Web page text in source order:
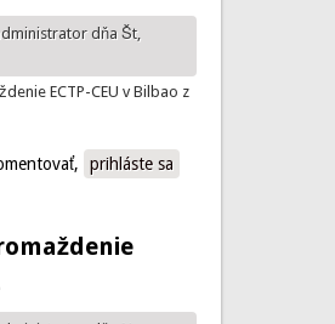
dňa Št,
ECTP-CEU v Bilbao z
zhromaždenie ECTP-CEU 2024
prihláste sa